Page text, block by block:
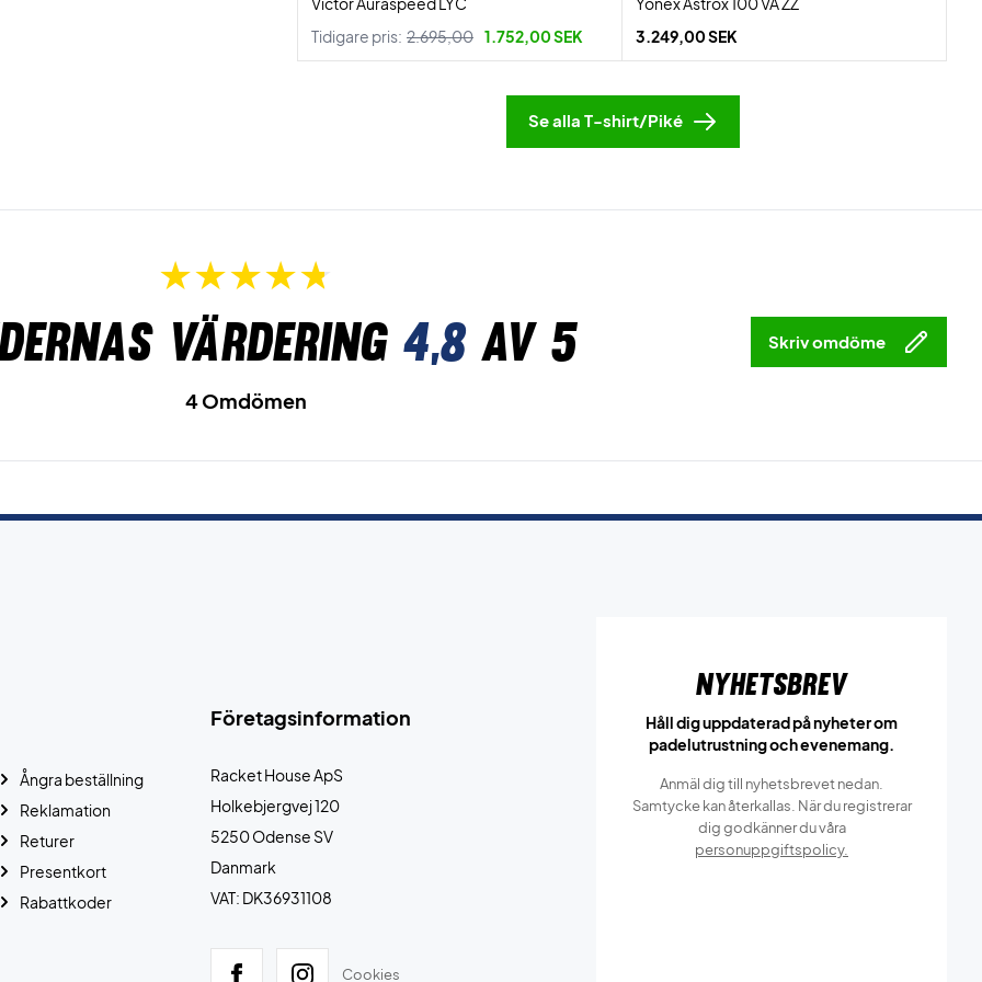
Tidigare pris: 2.695,00 1.752,00 SEK
3.249,00 SEK
Se alla T-shirt/Piké
värdering 4,8av 5 Skriv omdöme
4 Omdömen
Företagsinformation
Racket House ApS
Holkebjergvej 120
5250 Odense SV
Danmark
VAT: DK36931108
Cookies
Ångra beställning
Reklamation
Returer
Presentkort
Rabattkoder
Nyhetsbrev
Håll dig uppdaterad på nyheter om
padelutrustning och evenemang.
Anmäl dig till nyhetsbrevet nedan.
Samtycke kan återkallas. När du registrerar
dig godkänner du våra
personuppgiftspolicy.